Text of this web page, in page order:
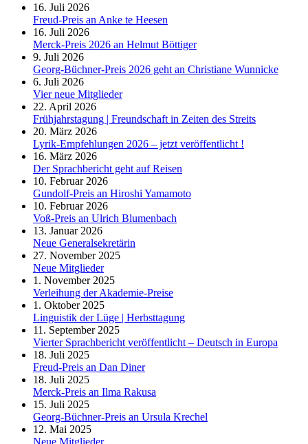
16. Juli 2026
Freud-Preis an Anke te Heesen
16. Juli 2026
Merck-Preis 2026 an Helmut Böttiger
9. Juli 2026
Georg-Büchner-Preis 2026 geht an Christiane Wunnicke
6. Juli 2026
Vier neue Mitglieder
22. April 2026
Frühjahrstagung | Freundschaft in Zeiten des Streits
20. März 2026
Lyrik-Empfehlungen 2026 – jetzt veröffentlicht !
16. März 2026
Der Sprachbericht geht auf Reisen
10. Februar 2026
Gundolf-Preis an Hiroshi Yamamoto
10. Februar 2026
Voß-Preis an Ulrich Blumenbach
13. Januar 2026
Neue Generalsekretärin
27. November 2025
Neue Mitglieder
1. November 2025
Verleihung der Akademie-Preise
1. Oktober 2025
Linguistik der Lüge | Herbsttagung
11. September 2025
Vierter Sprachbericht veröffentlicht – Deutsch in Europa
18. Juli 2025
Freud-Preis an Dan Diner
18. Juli 2025
Merck-Preis an Ilma Rakusa
15. Juli 2025
Georg-Büchner-Preis an Ursula Krechel
12. Mai 2025
Neue Mitglieder